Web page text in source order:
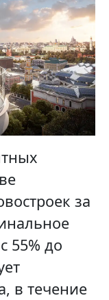
за
55% до
в течение